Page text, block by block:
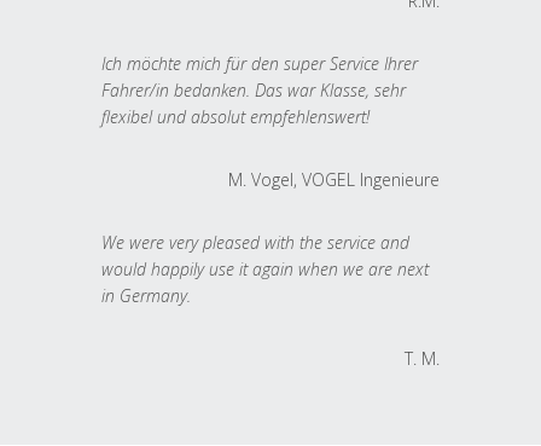
Ich möchte mich für den super Service Ihrer
Fahrer/in bedanken. Das war Klasse, sehr
flexibel und absolut empfehlenswert!
M. Vogel, VOGEL Ingenieure
We were very pleased with the service and
would happily use it again when we are next
in Germany.
T. M.